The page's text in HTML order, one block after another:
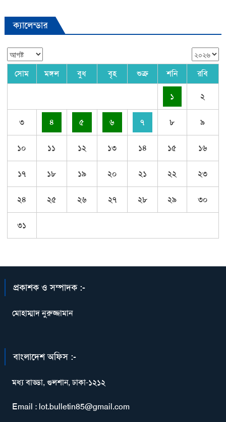
ক্যালেন্ডার
সোম মঙ্গল বুধ বৃহ শুক্র শনি রবি
১ ২
৩ ৪ ৫ ৬ ৭ ৮ ৯
১০ ১১ ১২ ১৩ ১৪ ১৫ ১৬
১৭ ১৮ ১৯ ২০ ২১ ২২ ২৩
২৪ ২৫ ২৬ ২৭ ২৮ ২৯ ৩০
৩১
প্রকাশক ও সম্পাদক :-
মোহাম্মাদ নুরুজ্জামান
বাংলাদেশ অফিস :-
মধ্য বাড্ডা, গুলশান, ঢাকা-১২১২
Email : lot.bulletin85@gmail.com